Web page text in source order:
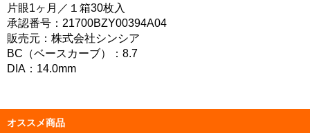
片眼1ヶ月／１箱30枚入
承認番号：21700BZY00394A04
販売元：株式会社シンシア
BC（ベースカーブ）：8.7
DIA：14.0mm
オススメ商品